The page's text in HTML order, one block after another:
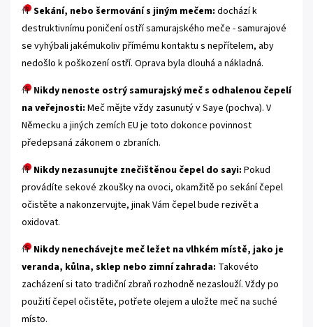
Sekání, nebo šermování s jiným mečem: dochází k
destruktivnímu poničení ostří samurajského meče - samurajové
se vyhýbali jakémukoliv přímému kontaktu s nepřítelem, aby
nedošlo k poškození ostří. Oprava byla dlouhá a nákladná.
Nikdy nenoste ostrý samurajský meč s odhalenou čepelí
na veřejnosti: Meč mějte vždy zasunutý v Saye (pochva). V
Německu a jiných zemích EU je toto dokonce povinnost
předepsaná zákonem o zbraních.
Nikdy nezasunujte znečištěnou čepel do sayi: Pokud
provádíte sekové zkoušky na ovoci, okamžitě po sekání čepel
očistěte a nakonzervujte, jinak Vám čepel bude rezivět a
oxidovat.
Nikdy nenechávejte meč ležet na vlhkém místě, jako je
veranda, kůlna, sklep nebo zimní zahrada: Takovéto
zacházení si tato tradiční zbraň rozhodně nezaslouží. Vždy po
použití čepel očistěte, potřete olejem a uložte meč na suché
místo.